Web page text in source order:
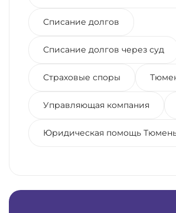
Списание долгов
Списание долгов через суд
Страховые споры
Управляющая компания
Юридическая помощь